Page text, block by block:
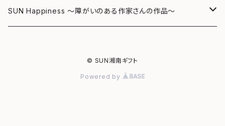
ミラー
シール
SUN Happiness ～障がいのある作家さんの作品～
© SUN湘南ギフト
Powered by